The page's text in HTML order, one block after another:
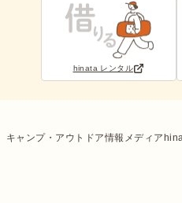
hinata レンタル
キャンプ・アウトドア情報メディア